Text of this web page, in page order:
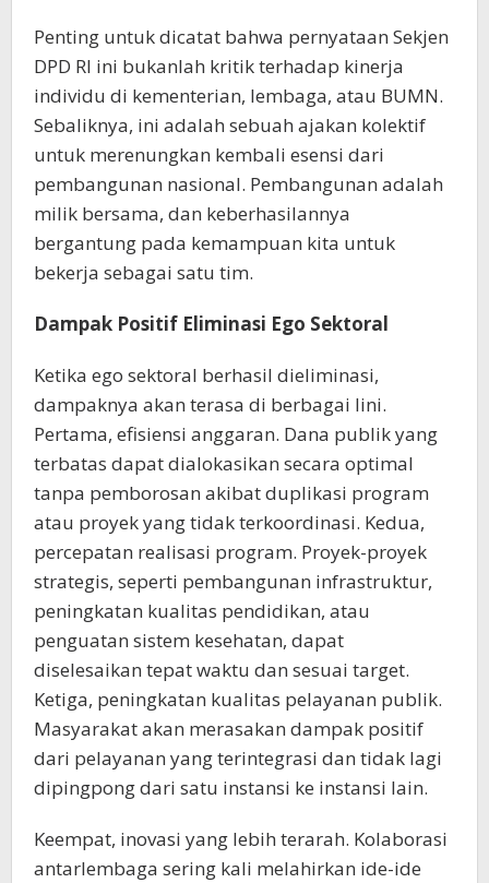
Penting untuk dicatat bahwa pernyataan Sekjen
DPD RI ini bukanlah kritik terhadap kinerja
individu di kementerian, lembaga, atau BUMN.
Sebaliknya, ini adalah sebuah ajakan kolektif
untuk merenungkan kembali esensi dari
pembangunan nasional. Pembangunan adalah
milik bersama, dan keberhasilannya
bergantung pada kemampuan kita untuk
bekerja sebagai satu tim.
Dampak Positif Eliminasi Ego Sektoral
Ketika ego sektoral berhasil dieliminasi,
dampaknya akan terasa di berbagai lini.
Pertama, efisiensi anggaran. Dana publik yang
terbatas dapat dialokasikan secara optimal
tanpa pemborosan akibat duplikasi program
atau proyek yang tidak terkoordinasi. Kedua,
percepatan realisasi program. Proyek-proyek
strategis, seperti pembangunan infrastruktur,
peningkatan kualitas pendidikan, atau
penguatan sistem kesehatan, dapat
diselesaikan tepat waktu dan sesuai target.
Ketiga, peningkatan kualitas pelayanan publik.
Masyarakat akan merasakan dampak positif
dari pelayanan yang terintegrasi dan tidak lagi
dipingpong dari satu instansi ke instansi lain.
Keempat, inovasi yang lebih terarah. Kolaborasi
antarlembaga sering kali melahirkan ide-ide